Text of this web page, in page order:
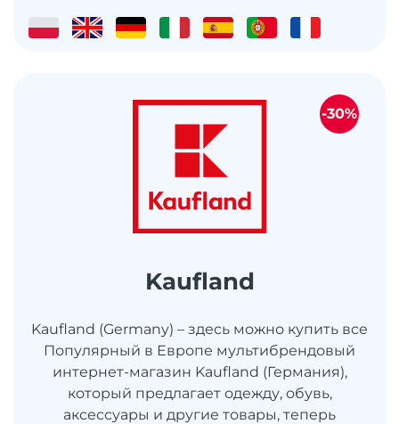
Kaufland
Kaufland (Germany) – здесь можно купить все
Популярный в Европе мультибрендовый
интернет-магазин Kaufland (Германия),
который предлагает одежду, обувь,
аксессуары и другие товары, теперь
-30%